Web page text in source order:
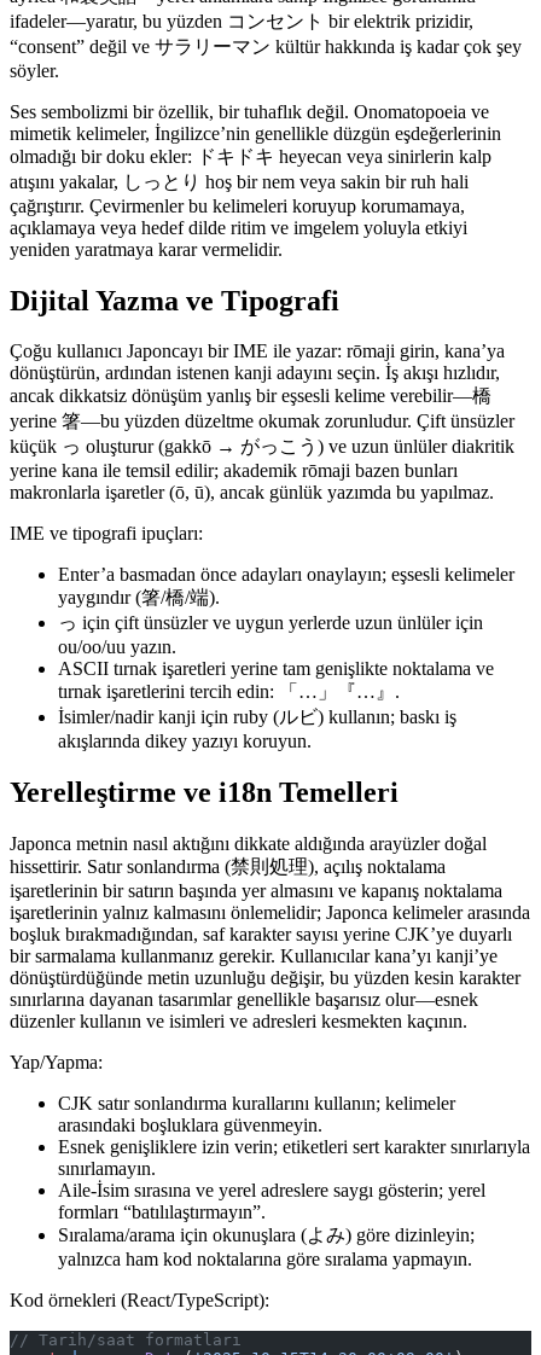
ifadeler—yaratır, bu yüzden コンセント bir elektrik prizidir,
“consent” değil ve サラリーマン kültür hakkında iş kadar çok şey
söyler.
Ses sembolizmi bir özellik, bir tuhaflık değil. Onomatopoeia ve
mimetik kelimeler, İngilizce’nin genellikle düzgün eşdeğerlerinin
olmadığı bir doku ekler: ドキドキ heyecan veya sinirlerin kalp
atışını yakalar, しっとり hoş bir nem veya sakin bir ruh hali
çağrıştırır. Çevirmenler bu kelimeleri koruyup korumamaya,
açıklamaya veya hedef dilde ritim ve imgelem yoluyla etkiyi
yeniden yaratmaya karar vermelidir.
Dijital Yazma ve Tipografi
Çoğu kullanıcı Japoncayı bir IME ile yazar: rōmaji girin, kana’ya
dönüştürün, ardından istenen kanji adayını seçin. İş akışı hızlıdır,
ancak dikkatsiz dönüşüm yanlış bir eşsesli kelime verebilir—橋
yerine 箸—bu yüzden düzeltme okumak zorunludur. Çift ünsüzler
küçük っ oluşturur (gakkō → がっこう) ve uzun ünlüler diakritik
yerine kana ile temsil edilir; akademik rōmaji bazen bunları
makronlarla işaretler (ō, ū), ancak günlük yazımda bu yapılmaz.
IME ve tipografi ipuçları:
Enter’a basmadan önce adayları onaylayın; eşsesli kelimeler
yaygındır (箸/橋/端).
っ için çift ünsüzler ve uygun yerlerde uzun ünlüler için
ou/oo/uu yazın.
ASCII tırnak işaretleri yerine tam genişlikte noktalama ve
tırnak işaretlerini tercih edin: 「…」『…』.
İsimler/nadir kanji için ruby (ルビ) kullanın; baskı iş
akışlarında dikey yazıyı koruyun.
Yerelleştirme ve i18n Temelleri
Japonca metnin nasıl aktığını dikkate aldığında arayüzler doğal
hissettirir. Satır sonlandırma (禁則処理), açılış noktalama
işaretlerinin bir satırın başında yer almasını ve kapanış noktalama
işaretlerinin yalnız kalmasını önlemelidir; Japonca kelimeler arasında
boşluk bırakmadığından, saf karakter sayısı yerine CJK’ye duyarlı
bir sarmalama kullanmanız gerekir. Kullanıcılar kana’yı kanji’ye
dönüştürdüğünde metin uzunluğu değişir, bu yüzden kesin karakter
sınırlarına dayanan tasarımlar genellikle başarısız olur—esnek
düzenler kullanın ve isimleri ve adresleri kesmekten kaçının.
Yap/Yapma:
CJK satır sonlandırma kurallarını kullanın; kelimeler
arasındaki boşluklara güvenmeyin.
Esnek genişliklere izin verin; etiketleri sert karakter sınırlarıyla
sınırlamayın.
Aile-İsim sırasına ve yerel adreslere saygı gösterin; yerel
formları “batılılaştırmayın”.
Sıralama/arama için okunuşlara (よみ) göre dizinleyin;
yalnızca ham kod noktalarına göre sıralama yapmayın.
Kod örnekleri (React/TypeScript):
// Tarih/saat formatları